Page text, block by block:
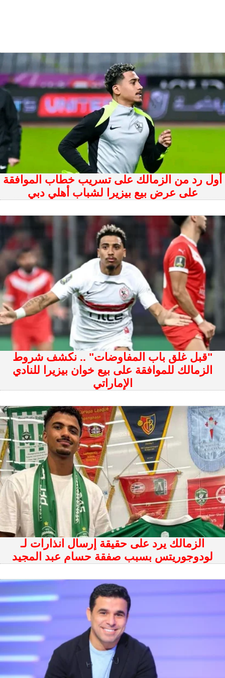
أول رد من الزمالك على تسريب خطاب الموافقة
على عرض بيع بيزيرا لشباب أهلي دبي
"قبل غلق باب المفاوضات" .. نكشف شروط
الزمالك للموافقة على بيع خوان بيزيرا للنادي
الإماراتي
الزمالك يرد على حقيقة إرسال انذارات لـ
لودوجوريتس بسبب صفقة حسام عبد المجيد